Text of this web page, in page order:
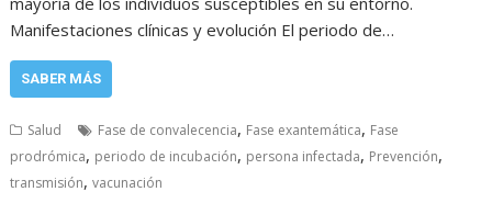
Manifestaciones clínicas y evolución El periodo de…
SABER MÁS
Salud Fase de convalecencia, Fase exantemática, Fase
prodrómica, periodo de incubación, persona infectada, Prevención,
transmisión,vacunación